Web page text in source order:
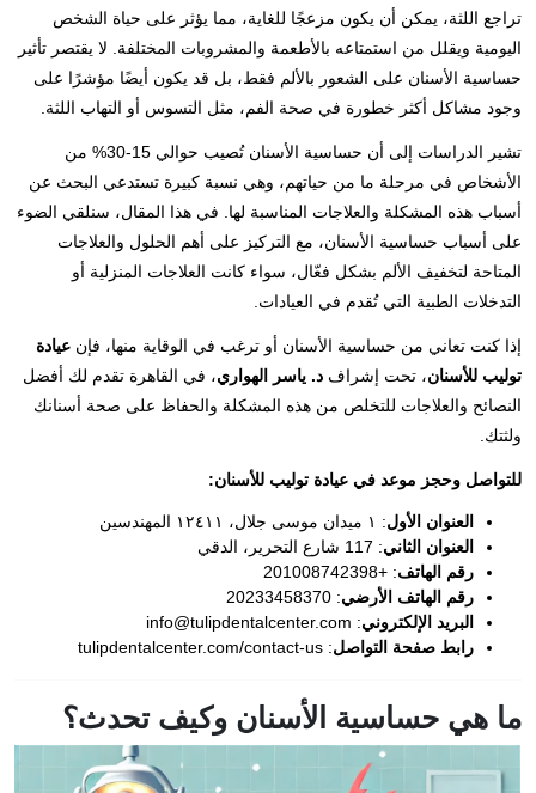
تراجع اللثة، يمكن أن يكون مزعجًا للغاية، مما يؤثر على حياة الشخص
اليومية ويقلل من استمتاعه بالأطعمة والمشروبات المختلفة. لا يقتصر تأثير
حساسية الأسنان على الشعور بالألم فقط، بل قد يكون أيضًا مؤشرًا على
وجود مشاكل أكثر خطورة في صحة الفم، مثل التسوس أو التهاب اللثة.
تشير الدراسات إلى أن حساسية الأسنان تُصيب حوالي 15-30% من
الأشخاص في مرحلة ما من حياتهم، وهي نسبة كبيرة تستدعي البحث عن
أسباب هذه المشكلة والعلاجات المناسبة لها. في هذا المقال، سنلقي الضوء
على أسباب حساسية الأسنان، مع التركيز على أهم الحلول والعلاجات
المتاحة لتخفيف الألم بشكل فعّال، سواء كانت العلاجات المنزلية أو
التدخلات الطبية التي تُقدم في العيادات.
إذا كنت تعاني من حساسية الأسنان أو ترغب في الوقاية منها، فإن عيادة
توليب للأسنان، تحت إشراف د. ياسر الهواري، في القاهرة تقدم لك أفضل
النصائح والعلاجات للتخلص من هذه المشكلة والحفاظ على صحة أسنانك
ولثتك.
للتواصل وحجز موعد في عيادة توليب للأسنان:
العنوان الأول: ١ ميدان موسى جلال، ١٢٤١١ المهندسين
العنوان الثاني: 117 شارع التحرير، الدقي
رقم الهاتف: +201008742398
رقم الهاتف الأرضي: 20233458370
البريد الإلكتروني:
info@tulipdentalcenter.com
رابط صفحة التواصل:
tulipdentalcenter.com/contact-us
ما هي حساسية الأسنان وكيف تحدث؟